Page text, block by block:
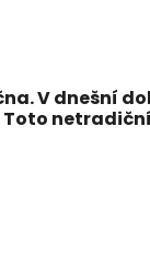
V dnešní
Toto